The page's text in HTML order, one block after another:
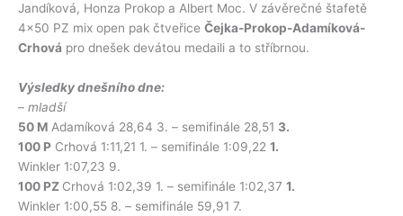
Jandíková, Honza Prokop a Albert Moc. V závěrečné štafetě
4×50 PZ mix open pak čtveřice Čejka-Prokop-Adamíková-
Crhová pro dnešek devátou medaili a to stříbrnou.
Výsledky dnešního dne:
– mladší
50 M Adamíková 28,64 3. – semifinále 28,51 3.
100 P Crhová 1:11,21 1. – semifinále 1:09,22 1.
Winkler 1:07,23 9.
100 PZ Crhová 1:02,39 1. – semifinále 1:02,37 1.
Winkler 1:00,55 8. – semifinále 59,91 7.